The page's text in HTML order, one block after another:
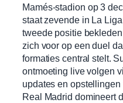
Mamés-stadion op 3
staat zevende in La
tweede positie
zich voor op een duel
formaties central stelt.
ontmoeting live volgen
updates en
Real Madrid domineert